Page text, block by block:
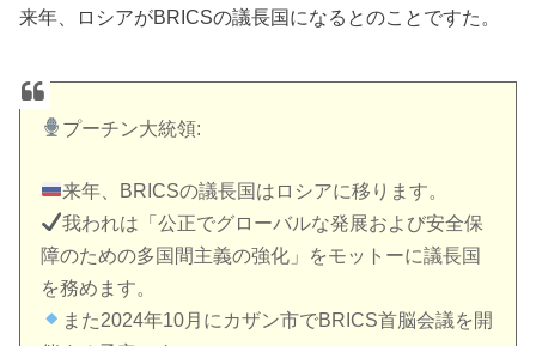
来年、ロシアがBRICSの議長国になるとのことですた。
プーチン大統領:
来年、BRICSの議長国はロシアに移ります。
我われは「公正でグローバルな発展および安全保
障のための多国間主義の強化」をモットーに議長国
を務めます。
また2024年10月にカザン市でBRICS首脳会議を開